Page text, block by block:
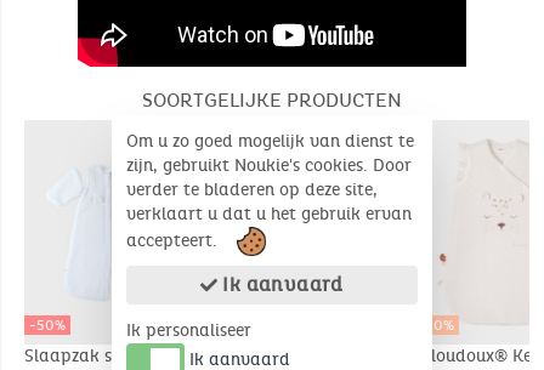
SOORTGELIJKE PRODUCTEN
-50%
Slaapzak sherpa,
-50%
Wandelslaapzak Nep
-30%
Veloudoux®
Om u zo goed mogelijk van dienst te
zijn, gebruikt Noukie's cookies. Door
verder te bladeren op deze site,
verklaart u dat u het gebruik ervan
accepteert.
Ik aanvaard
Ik personaliseer
Ik aanvaard